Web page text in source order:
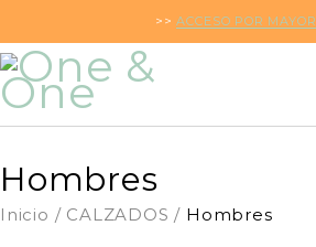
>>ACCESO POR MAYOR
Hombres
Inicio / CALZADOS / Hombres